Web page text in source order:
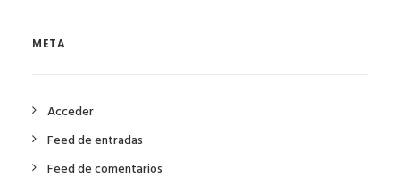
META
Acceder
Feed de entradas
Feed de comentarios